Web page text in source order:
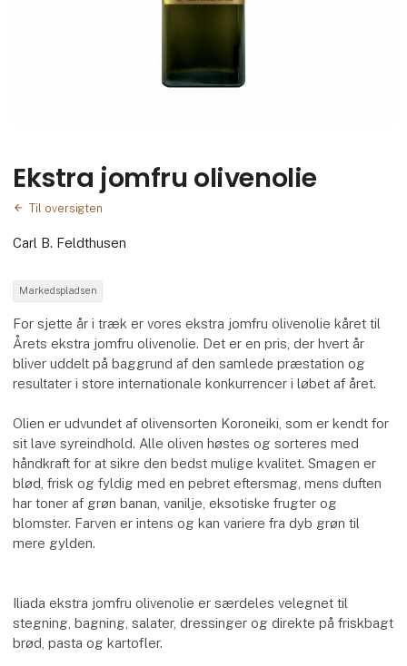
Ekstra jomfru olivenolie
Til oversigten
Carl B. Feldthusen
Markedspladsen
For sjette år i træk er vores ekstra jomfru olivenolie kåret til
Årets ekstra jomfru olivenolie. Det er en pris, der hvert år
bliver uddelt på baggrund af den samlede præstation og
resultater i store internationale konkurrencer i løbet af året.
Olien er udvundet af olivensorten Koroneiki, som er kendt for
sit lave syreindhold. Alle oliven høstes og sorteres med
håndkraft for at sikre den bedst mulige kvalitet. Smagen er
blød, frisk og fyldig med en pebret eftersmag, mens duften
har toner af grøn banan, vanilje, eksotiske frugter og
blomster. Farven er intens og kan variere fra dyb grøn til
mere gylden.
Iliada ekstra jomfru olivenolie er særdeles velegnet til
stegning, bagning, salater, dressinger og direkte på friskbagt
brød, pasta og kartofler.